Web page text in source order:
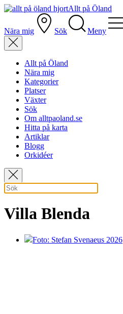
Allt på Öland
Nära mig Sök Meny
Allt på Öland
Nära mig
Kategorier
Platser
Växter
Sök
Om alltpaoland.se
Hitta på karta
Artiklar
Blogg
Orkidéer
Villa Blenda
Foto: Stefan Svenaeus 2026